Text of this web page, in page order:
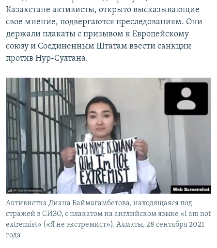
Казахстане активисты, открыто высказывающие
свое мнение, подвергаются преследованиям. Они
держали плакаты с призывом к Европейскому
союзу и Соединенным Штатам ввести санкции
против Нур-Султана.
Активистка Диана Баймагамбетова, находящаяся под
стражей в СИЗО, с плакатом на английском языке «I am not
extremist» («Я не экстремист»). Алматы, 28 сентября 2021
года